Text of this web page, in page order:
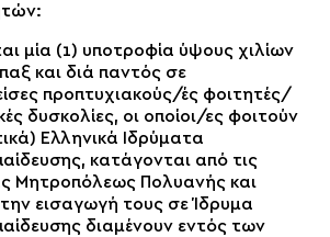
μία (1) υποτροφία ύψους χιλίων
και διά παντός σε
προπτυχιακούς/ές φοιτητές/
δυσκολίες, οι οποίοι/ες φοιτούν
Ελληνικά Ιδρύματα
κατάγονται από τις
Μητροπόλεως Πολυανής και
την εισαγωγή τους σε Ίδρυμα
διαμένουν εντός των